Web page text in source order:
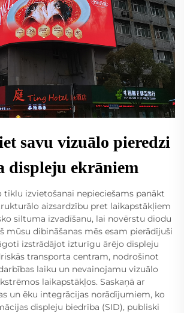
savu vizuālo pieredzi
displeju ekrāniem
tīklu izvietošanai nepieciešams panākt
aizsardzību pret laikapstākļiem
siltuma izvadīšanu, lai novērstu diodu
mūsu dibināšanas mēs esam pierādījuši
izstrādājot izturīgu ārējo displeju
transporta centram, nodrošinot
laiku un nevainojamu vizuālo
laikapstākļos. Saskaņā ar
un ēku integrācijas norādījumiem, ko
displeju biedrība (SID), publiski